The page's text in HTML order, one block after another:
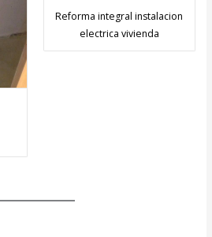
Reforma integral instalacion
electrica vivienda